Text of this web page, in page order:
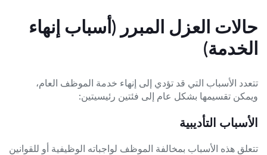
حالات العزل المبرر (أسباب إنهاء
الخدمة)
تتعدد الأسباب التي قد تؤدي إلى إنهاء خدمة الموظف العام،
ويمكن تقسيمها بشكل عام إلى فئتين رئيسيتين:
الأسباب التأديبية
تتعلق هذه الأسباب بمخالفة الموظف لواجباته الوظيفية أو للقوانين